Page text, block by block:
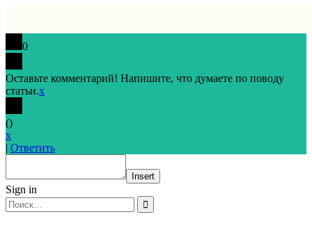
0
Оставьте комментарий! Напишите, что думаете по поводу
статьи.x
()
x
| Ответить
Insert
Sign in